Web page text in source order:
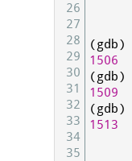
26
27
28
29
30
31
32
33
34
35
(gdb)
1506
(gdb)
1509
(gdb)
1513